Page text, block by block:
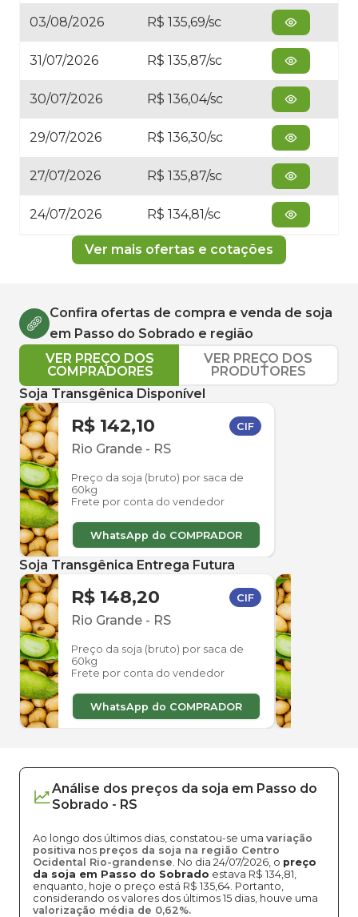
03/08/2026 R$ 135,69/sc
31/07/2026 R$ 135,87/sc
30/07/2026 R$ 136,04/sc
29/07/2026 R$ 136,30/sc
27/07/2026 R$ 135,87/sc
24/07/2026 R$ 134,81/sc
Ver mais ofertas e cotações
Confira ofertas de compra e venda de soja
em Passo do Sobrado e região
VER PREÇO DOS
COMPRADORES
VER PREÇO DOS
PRODUTORES
Soja Transgênica Disponível
R$ 142,10 CIF
Rio Grande - RS
Preço da soja (bruto) por saca de
60kg
Frete por conta do vendedor
WhatsApp do COMPRADOR
Soja Transgênica Entrega Futura
R$ 148,20 CIF
Rio Grande - RS
Preço da soja (bruto) por saca de
60kg
Frete por conta do vendedor
WhatsApp do COMPRADOR
Análise dos preços da soja em Passo do
Sobrado - RS
Ao longo dos últimos dias, constatou-se uma variação
positiva nos preços da soja na região Centro
Ocidental Rio-grandense. No dia 24/07/2026, o preço
da soja em Passo do Sobrado estava R$ 134,81,
enquanto, hoje o preço está R$ 135,64. Portanto,
considerando os valores dos últimos 15 dias, houve uma
valorização média de 0,62%.